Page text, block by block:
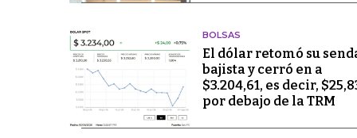
BOLSAS
El dólar retomó su
bajista y cerró en a
$3.204,61, es decir,
por debajo de la TRM